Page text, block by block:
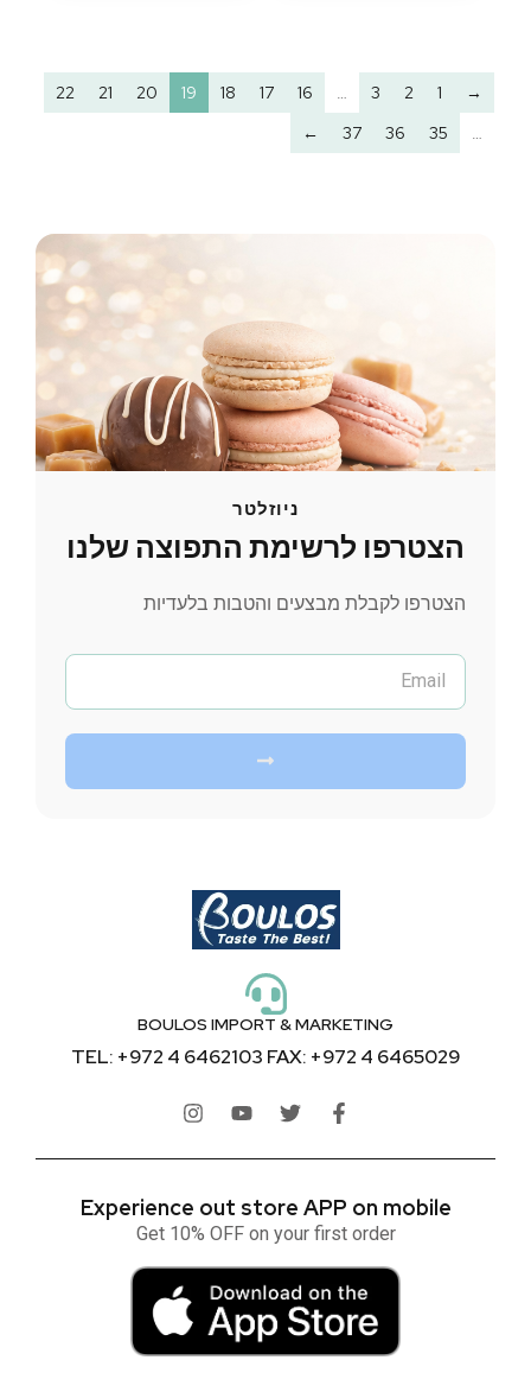
→
1
2
3
16
17
18
19
20
21
22
35
36
37
←
ניוזלטר
הצטרפו לרשימת התפוצה שלנו
הצטרפו לקבלת מבצעים והטבות בלעדיות
BOULOS IMPORT & MARKETING
TEL: +972 4 6462103 FAX: +972 4 6465029
Experience out store APP on mobile
Get 10% OFF on your first order